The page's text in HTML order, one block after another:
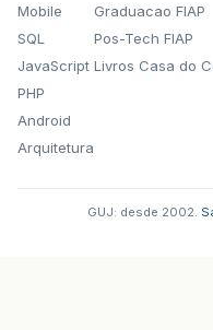
Mobile
SQL
JavaScript
PHP
Android
Arquitetura
Graduacao FIAP
Pos-Tech FIAP
Livros Casa do
GUJ: desde 2002.